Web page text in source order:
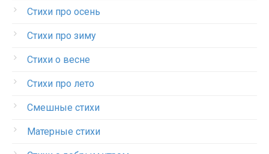
Стихи про осень
Стихи про зиму
Стихи о весне
Стихи про лето
Смешные стихи
Матерные стихи